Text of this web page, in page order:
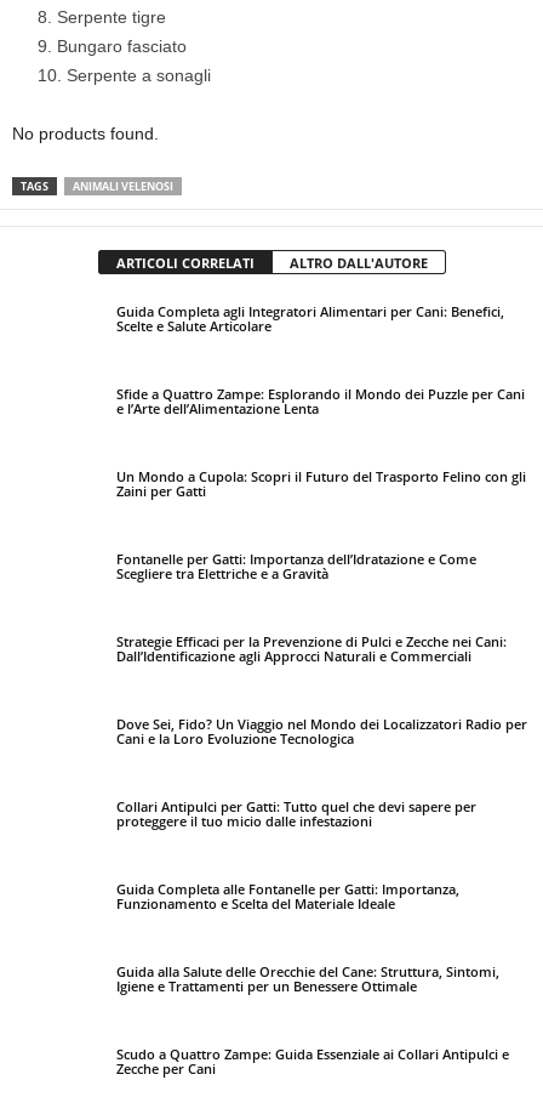
Serpente tigre
Bungaro fasciato
Serpente a sonagli
No products found.
TAGS ANIMALI VELENOSI
ARTICOLI CORRELATI ALTRO DALL'AUTORE
Guida Completa agli Integratori Alimentari per Cani: Benefici,
Scelte e Salute Articolare
Sfide a Quattro Zampe: Esplorando il Mondo dei Puzzle per Cani
e l’Arte dell’Alimentazione Lenta
Un Mondo a Cupola: Scopri il Futuro del Trasporto Felino con gli
Zaini per Gatti
Fontanelle per Gatti: Importanza dell’Idratazione e Come
Scegliere tra Elettriche e a Gravità
Strategie Efficaci per la Prevenzione di Pulci e Zecche nei Cani:
Dall’Identificazione agli Approcci Naturali e Commerciali
Dove Sei, Fido? Un Viaggio nel Mondo dei Localizzatori Radio per
Cani e la Loro Evoluzione Tecnologica
Collari Antipulci per Gatti: Tutto quel che devi sapere per
proteggere il tuo micio dalle infestazioni
Guida Completa alle Fontanelle per Gatti: Importanza,
Funzionamento e Scelta del Materiale Ideale
Guida alla Salute delle Orecchie del Cane: Struttura, Sintomi,
Igiene e Trattamenti per un Benessere Ottimale
Scudo a Quattro Zampe: Guida Essenziale ai Collari Antipulci e
Zecche per Cani